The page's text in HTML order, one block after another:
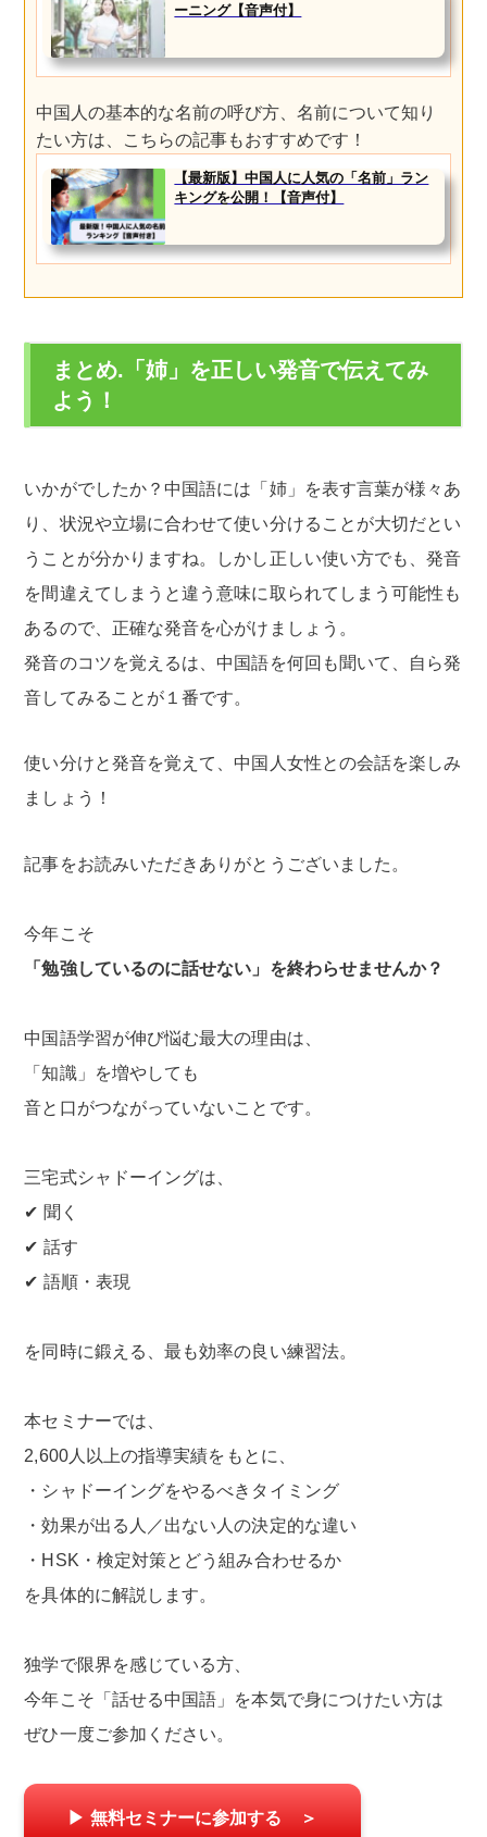
ーニング【音声付】
中国人の基本的な名前の呼び方、名前について知り
たい方は、こちらの記事もおすすめです！
【最新版】中国人に人気の「名前」ラン
キングを公開！【音声付】
まとめ.「姉」を正しい発音で伝えてみ
よう！
いかがでしたか？中国語には「姉」を表す言葉が様々あ
り、状況や立場に合わせて使い分けることが大切だとい
うことが分かりますね。しかし正しい使い方でも、発音
を間違えてしまうと違う意味に取られてしまう可能性も
あるので、正確な発音を心がけましょう。
発音のコツを覚えるは、中国語を何回も聞いて、自ら発
音してみることが１番です。
使い分けと発音を覚えて、中国人女性との会話を楽しみ
ましょう！
記事をお読みいただきありがとうございました。
今年こそ
「勉強しているのに話せない」を終わらせませんか？
中国語学習が伸び悩む最大の理由は、
「知識」を増やしても
音と口がつながっていないことです。
三宅式シャドーイングは、
✔ 聞く
✔ 話す
✔ 語順・表現
を同時に鍛える、最も効率の良い練習法。
本セミナーでは、
2,600人以上の指導実績をもとに、
・シャドーイングをやるべきタイミング
・効果が出る人／出ない人の決定的な違い
・HSK・検定対策とどう組み合わせるか
を具体的に解説します。
独学で限界を感じている方、
今年こそ「話せる中国語」を本気で身につけたい方は
ぜひ一度ご参加ください。
▶ 無料セミナーに参加する ＞